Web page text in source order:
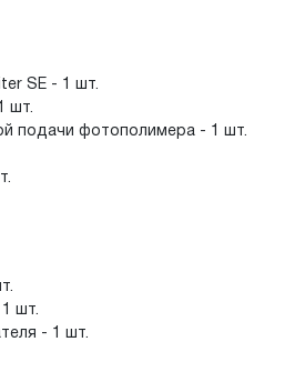
SE - 1 шт.
шт.
подачи фотополимера - 1 шт.
шт.
- 1 шт.